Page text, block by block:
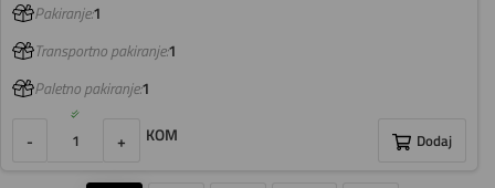
Pakiranje:1
Transportno pakiranje:1
Paletno pakiranje:1
- + KOM Dodaj